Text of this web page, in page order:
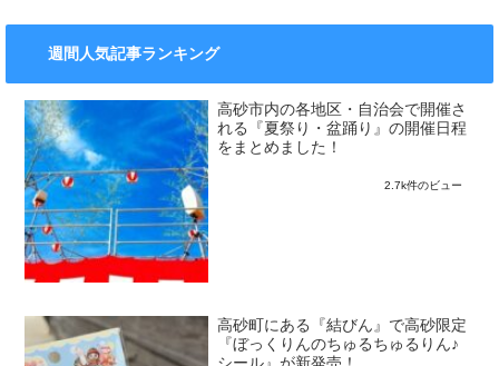
週間人気記事ランキング
高砂市内の各地区・自治会で開催さ
れる『夏祭り・盆踊り』の開催日程
をまとめました！
2.7k件のビュー
高砂町にある『結びん』で高砂限定
『ぼっくりんのちゅるちゅるりん♪